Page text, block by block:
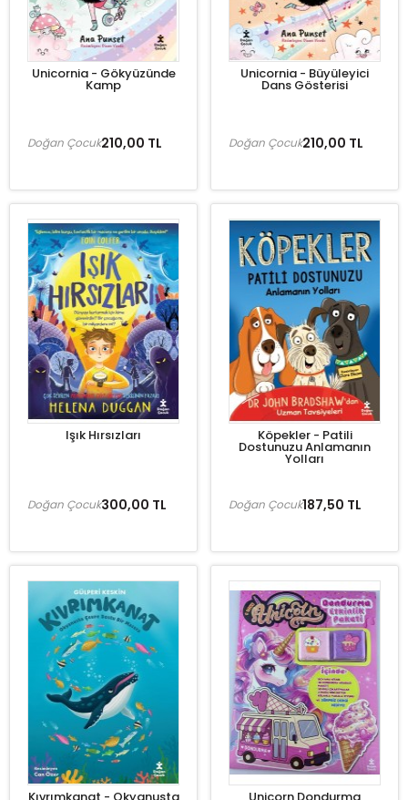
Unicornia - Gökyüzünde
Kamp
210,00 TL
Doğan Çocuk
Unicornia - Büyüleyici
Dans Gösterisi
210,00 TL
Doğan Çocuk
Işık Hırsızları
300,00 TL
Doğan Çocuk
Köpekler - Patili
Dostunuzu Anlamanın
Yolları
187,50 TL
Doğan Çocuk